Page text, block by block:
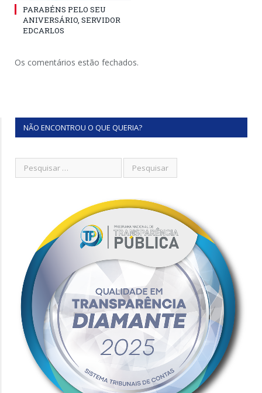
PARABÉNS PELO SEU
ANIVERSÁRIO, SERVIDOR
EDCARLOS
Os comentários estão fechados.
NÃO ENCONTROU O QUE QUERIA?